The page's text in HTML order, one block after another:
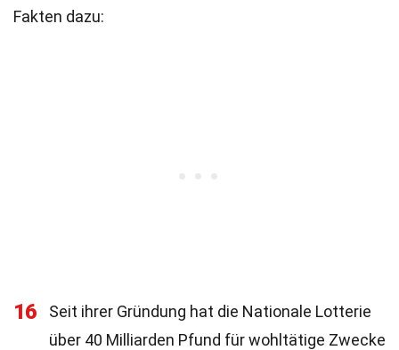
Fakten dazu:
16
Seit ihrer Gründung hat die Nationale Lotterie
über 40 Milliarden Pfund für wohltätige Zwecke